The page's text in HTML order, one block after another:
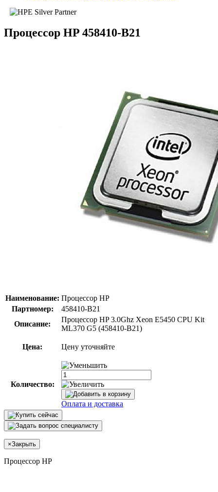
Процессор HP 458410-B21
Наименование: Процессор HP
Партномер:
458410-B21
Описание:
Процессор HP 3.0Ghz Xeon E5450 CPU Kit
ML370 G5 (458410-B21)
Цена: Цену уточняйте
Количество:
Оплата и доставка
×Закрыть
Процессор HP